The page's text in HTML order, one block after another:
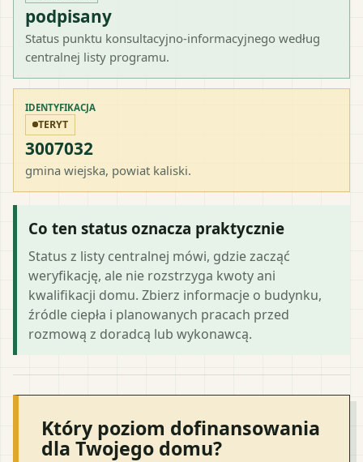
podpisany
Status punktu konsultacyjno-informacyjnego według
centralnej listy programu.
IDENTYFIKACJA
TERYT
3007032
gmina wiejska, powiat kaliski.
Co ten status oznacza praktycznie
Status z listy centralnej mówi, gdzie zacząć
weryfikację, ale nie rozstrzyga kwoty ani
kwalifikacji domu. Zbierz informacje o budynku,
źródle ciepła i planowanych pracach przed
rozmową z doradcą lub wykonawcą.
Który poziom dofinansowania
dla Twojego domu?